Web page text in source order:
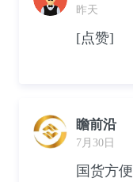
昨天
[点赞]
瞻前沿
7月30日
国货方